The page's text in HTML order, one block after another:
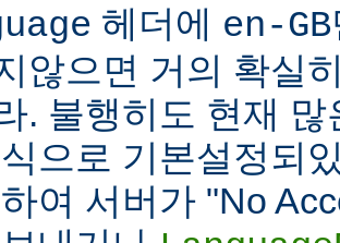
헤더에 en-GB
않으면 거의 확실
. 불행히도 현재
으로 기본설정되
여 서버가 "No